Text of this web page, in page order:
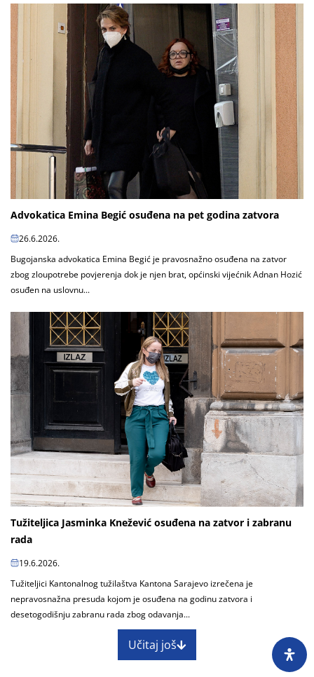
Advokatica Emina Begić osuđena na pet godina zatvora
26.6.2026.
Bugojanska advokatica Emina Begić je pravosnažno osuđena na zatvor
zbog zloupotrebe povjerenja dok je njen brat, općinski vijećnik Adnan Hozić
osuđen na uslovnu...
Tužiteljica Jasminka Knežević osuđena na zatvor i zabranu
rada
19.6.2026.
Tužiteljici Kantonalnog tužilaštva Kantona Sarajevo izrečena je
nepravosnažna presuda kojom je osuđena na godinu zatvora i
desetogodišnju zabranu rada zbog odavanja...
Učitaj još